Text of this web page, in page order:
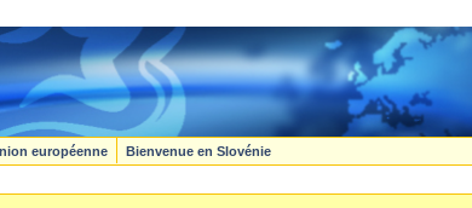
européenne Bienvenue en Slovénie